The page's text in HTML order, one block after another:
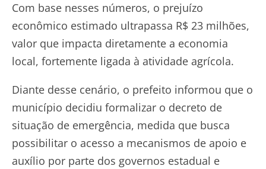
Com base nesses números, o prejuízo
econômico estimado ultrapassa R$ 23 milhões,
valor que impacta diretamente a economia
local, fortemente ligada à atividade agrícola.
Diante desse cenário, o prefeito informou que o
município decidiu formalizar o decreto de
situação de emergência, medida que busca
possibilitar o acesso a mecanismos de apoio e
auxílio por parte dos governos estadual e